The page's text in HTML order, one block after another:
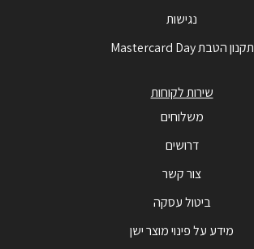
נגישות
תקנון הטבת Mastercard Day
שירות לקוחות
משלוחים
דרושים
צור קשר
ביטול עסקה
מידע על פינוי מוצר ישן